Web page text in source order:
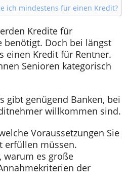
ich mindestens für einen Kredit?
Kredite für
benötigt. Doch bei längst
einen Kredit für Rentner.
Senioren kategorisch
gibt genügend Banken, bei
willkommen sind.
Voraussetzungen Sie
erfüllen müssen.
warum es große
der